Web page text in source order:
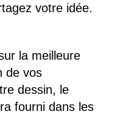
votre idée.
la meilleure
de vos
dessin, le
fourni dans les